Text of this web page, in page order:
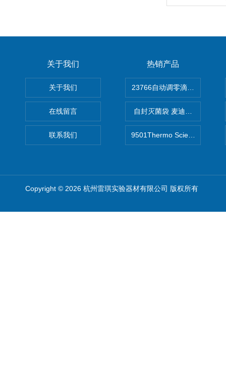
关于我们
关于我们
在线留言
联系我们
热销产品
自封灭菌袋 麦迪康Medicom
9501Thermo Scientific S1移
Copyright © 2026 杭州雷琪实验器材有限公司 版权所有